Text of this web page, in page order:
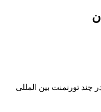
چند تورنمنت بین المللی